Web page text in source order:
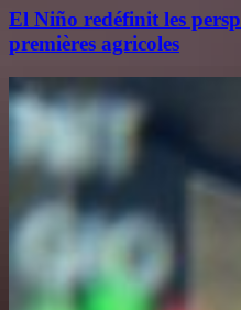
El Niño redéfinit les
premières agricoles